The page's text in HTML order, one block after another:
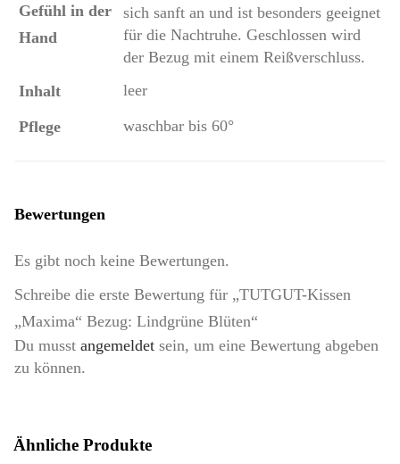
Gefühl in der
Hand
sich sanft an und ist besonders geeignet
für die Nachtruhe. Geschlossen wird
der Bezug mit einem Reißverschluss.
Inhalt
leer
Pflege waschbar bis 60°
Bewertungen
Es gibt noch keine Bewertungen.
Schreibe die erste Bewertung für „TUTGUT-Kissen
„Maxima“ Bezug: Lindgrüne Blüten“
Du musst angemeldet sein, um eine Bewertung abgeben
zu können.
Ähnliche Produkte